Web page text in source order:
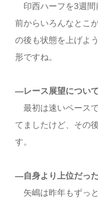
印西ハーフを3週間
前からいろんなとこ
の後も状態を上げよ
形ですね。
―レース展望につい
最初は速いペース
てましたけど、その
す。
―自身より上位だっ
矢嶋は昨年もずっ